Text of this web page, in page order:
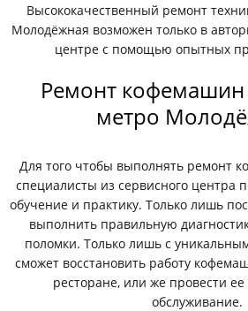
Высококачественный ремонт
Молодёжная возможен только в
центре с помощью опытных
Ремонт кофемашин
метро
Для того чтобы выполнять ремонт
специалисты из сервисного центра
обучение и практику. Только лишь
выполнить правильную
поломки. Только лишь с
сможет восстановить работу
ресторане, или же провести
обслуживание.